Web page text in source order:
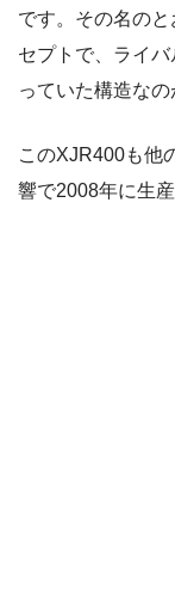
です。その名の
セプトで、ライ
っていた構造な
このXJR400も他
響で2008年に生